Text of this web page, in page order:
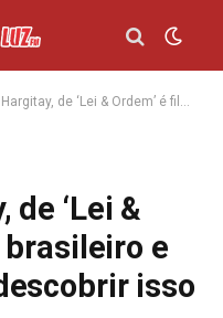
‘Lei & Ordem’ é filha de brasileiro e levou anos para descobrir isso
‘Lei &
brasileiro e
isso